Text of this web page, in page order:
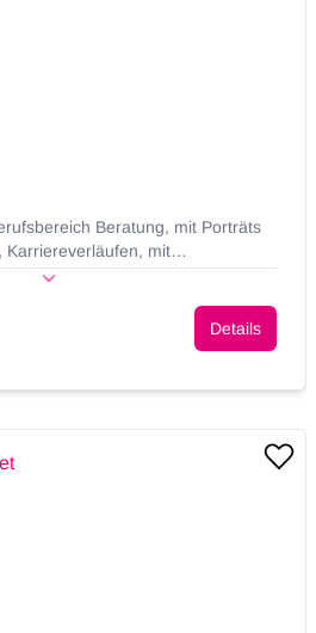
Beratung, mit Porträts
Karriereverläufen, mit
vielen Bildern.
Details